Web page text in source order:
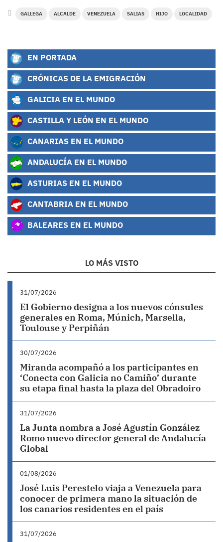
GALLEGA ALCALDE VENEZUELA SALIAS HIJO LOCALIDAD
EN PORTADA
CRÓNICAS DE LA EMIGRACIÓN
GALICIA EN EL MUNDO
CASTILLA Y LEÓN EN EL MUNDO
CANARIAS EN EL MUNDO
ANDALUCÍA EN EL MUNDO
ASTURIAS EN EL MUNDO
CANTABRIA EN EL MUNDO
BALEARES EN EL MUNDO
LO MÁS VISTO
31/07/2026
El Gobierno designa a los nuevos cónsules
generales en Roma, Múnich, Marsella,
Toulouse y Perpiñán
30/07/2026
Miranda acompañó a los participantes en
‘Conecta con Galicia no Camiño’ durante
su etapa final hasta la plaza del Obradoiro
31/07/2026
La Junta nombra a José Agustín González
Romo nuevo director general de Andalucía
Global
01/08/2026
José Luis Perestelo viaja a Venezuela para
conocer de primera mano la situación de
los canarios residentes en el país
31/07/2026